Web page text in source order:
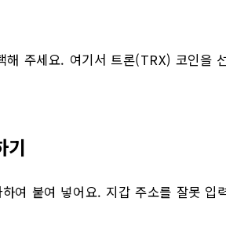
해 주세요. 여기서 트론(TRX) 코인을
기
여 붙여 넣어요. 지갑 주소를 잘못 입